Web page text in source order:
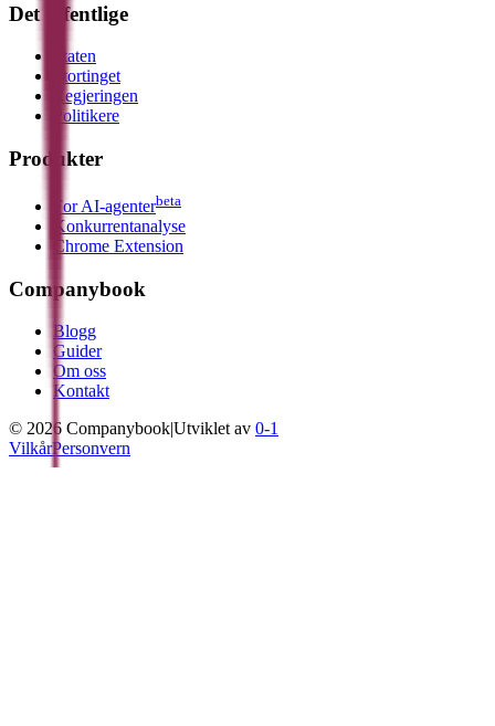
Det offentlige
Staten
Stortinget
Regjeringen
Politikere
Produkter
For AI-agenterbeta
Konkurrentanalyse
Chrome Extension
Companybook
Blogg
Guider
Om oss
Kontakt
© 2026 CompanybookUtviklet av 0-1
VilkårPersonvern